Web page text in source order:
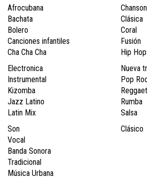
Afrocubana
Bachata
Bolero
Canciones infantiles
Cha Cha Cha
Chanson
Clásica
Coral
Fusión
Hip
Electronica
Instrumental
Kizomba
Jazz Latino
Latin Mix
Nueva
Pop
Rumba
Salsa
Son
Vocal
Banda Sonora
Tradicional
Música Urbana
Clásico